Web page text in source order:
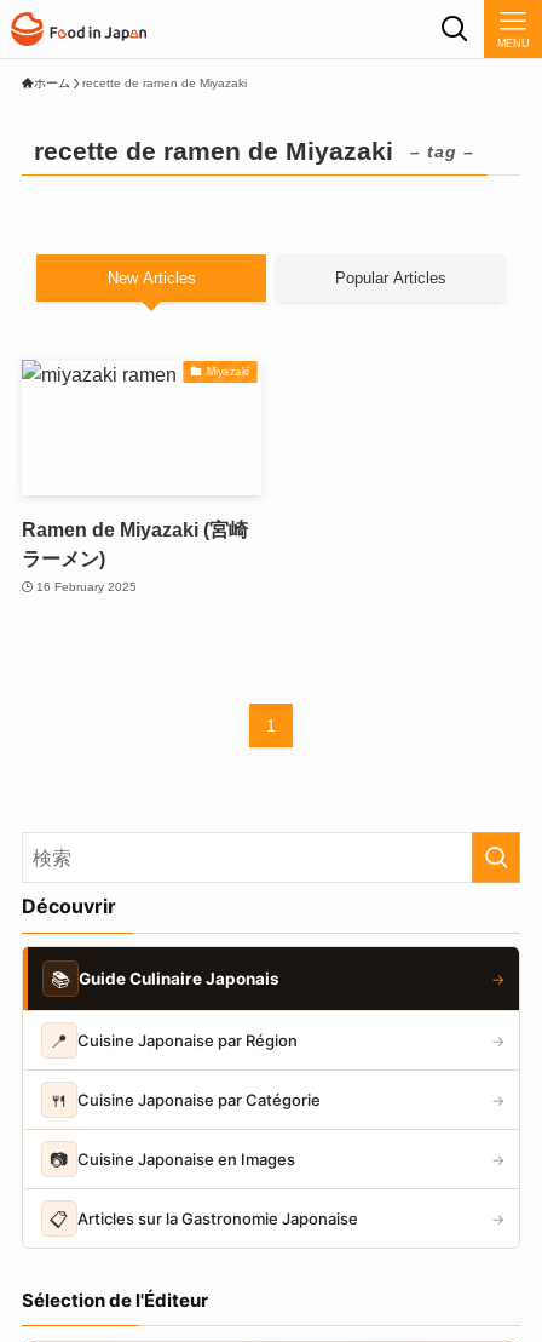
MENU
ホーム recette de ramen de Miyazaki
recette de ramen de Miyazaki – tag –
New Articles Popular Articles
Miyazaki
Ramen de Miyazaki (宮崎
ラーメン)
16 February 2025
1
Découvrir
📚 Guide Culinaire Japonais →
📍 Cuisine Japonaise par Région →
🍴 Cuisine Japonaise par Catégorie →
📷 Cuisine Japonaise en Images →
📋 Articles sur la Gastronomie Japonaise →
Sélection de l'Éditeur